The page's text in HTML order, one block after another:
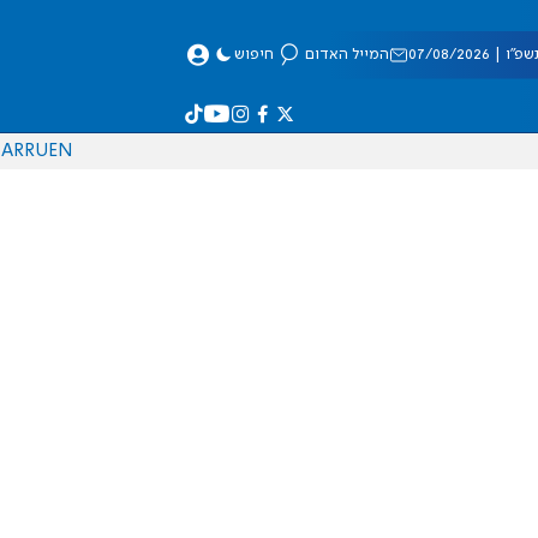
08/2026 המייל האדום חיפוש
EN
RU
AR